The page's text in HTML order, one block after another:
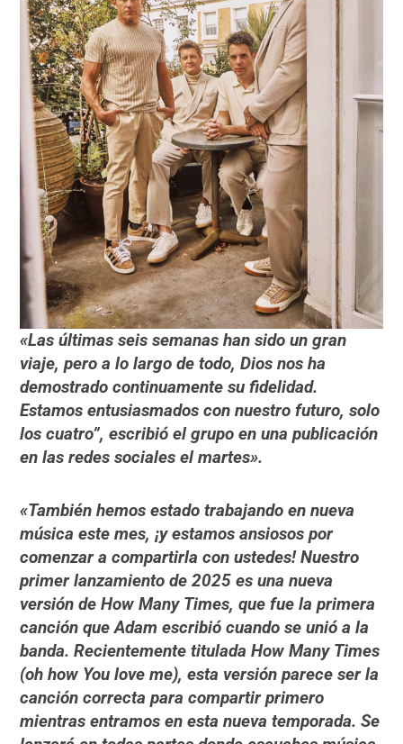
«Las últimas seis semanas han sido un gran
viaje, pero a lo largo de todo, Dios nos ha
demostrado continuamente su fidelidad.
Estamos entusiasmados con nuestro futuro, solo
los cuatro”, escribió el grupo en una publicación
en las redes sociales el martes».
«También hemos estado trabajando en nueva
música este mes, ¡y estamos ansiosos por
comenzar a compartirla con ustedes! Nuestro
primer lanzamiento de 2025 es una nueva
versión de How Many Times, que fue la primera
canción que Adam escribió cuando se unió a la
banda. Recientemente titulada How Many Times
(oh how You love me), esta versión parece ser la
canción correcta para compartir primero
mientras entramos en esta nueva temporada. Se